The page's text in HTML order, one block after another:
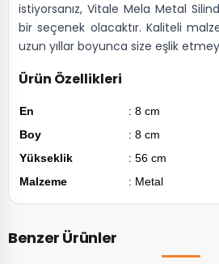
istiyorsanız, Vitale Mela Metal
bir seçenek olacaktır. Kaliteli
uzun yıllar boyunca size eşlik
Ürün Özellikleri
En
: 8 cm
Boy
: 8 cm
Yükseklik
: 56 cm
Malzeme
: Metal
Benzer Ürünler